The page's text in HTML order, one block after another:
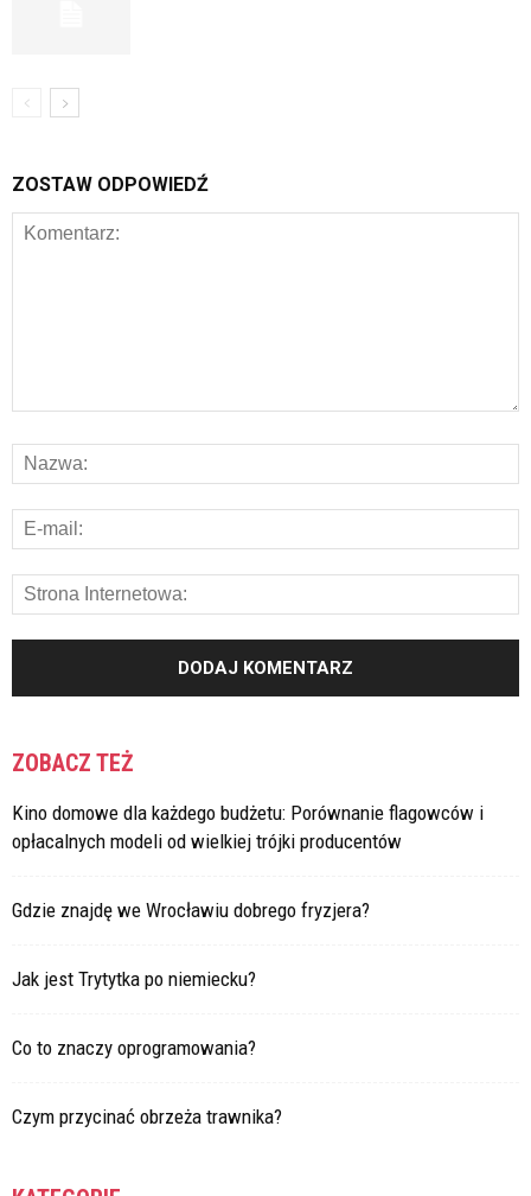
ZOSTAW ODPOWIEDŹ
ZOBACZ TEŻ
Kino domowe dla każdego budżetu: Porównanie flagowców i
opłacalnych modeli od wielkiej trójki producentów
Gdzie znajdę we Wrocławiu dobrego fryzjera?
Jak jest Trytytka po niemiecku?
Co to znaczy oprogramowania?
Czym przycinać obrzeża trawnika?